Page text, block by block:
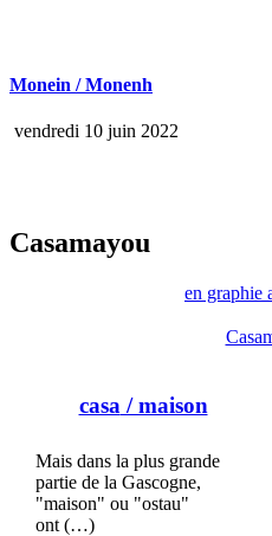
Monein / Monenh
vendredi 10 juin 2022
Casamayou
en graphie
casa / maison
Mais dans la plus grande
partie de la Gascogne,
"maison" ou "ostau"
ont (…)